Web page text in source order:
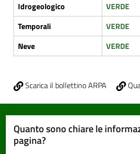
Idrogeologico
VERDE
Temporali
VERDE
Neve
VERDE
Scarica il bollettino ARPA
Quanto sono chiare le
pagina?